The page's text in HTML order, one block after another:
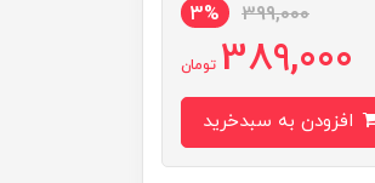
399,000
3%
389,000 تومان